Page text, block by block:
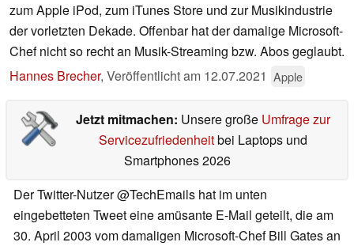
zum Apple iPod, zum iTunes Store und zur Musikindustrie
der vorletzten Dekade. Offenbar hat der damalige Microsoft-
Chef nicht so recht an Musik-Streaming bzw. Abos geglaubt.
Hannes Brecher, Veröffentlicht am 12.07.2021 Apple
Jetzt mitmachen: Unsere große Umfrage zur
Servicezufriedenheitbei Laptops und
Smartphones 2026
Der Twitter-Nutzer @TechEmails hat im unten
eingebetteten Tweet eine amüsante E-Mail geteilt, die am
30. April 2003 vom damaligen Microsoft-Chef Bill Gates an